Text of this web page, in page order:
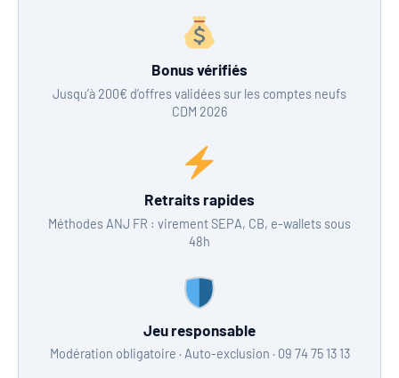
Bonus vérifiés
Jusqu’à 200€ d’offres validées sur les comptes neufs
CDM 2026
Retraits rapides
Méthodes ANJ FR : virement SEPA, CB, e-wallets sous
48h
Jeu responsable
Modération obligatoire · Auto-exclusion · 09 74 75 13 13